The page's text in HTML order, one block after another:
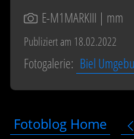
E-M1MARKIII | mm
Publiziert am 18.02.2022
Fotogalerie: Biel
Fotoblog Home